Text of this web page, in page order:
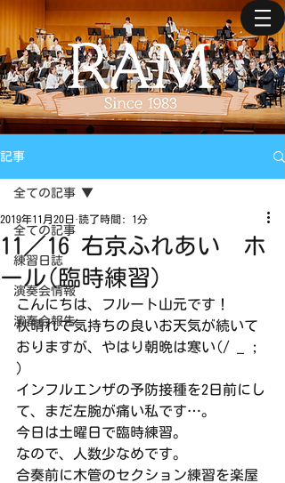
記事
全ての記事
練習日誌
演奏会情報
演奏会報告
全ての記事
11／16 右京ふれあい ホ
ール(臨時練習)
2019年11月20日 読了時間: 1分
こんにちは、フルート山元です！
秋晴れで気持ちの良いお天気が続いて
おりますが、やはり朝晩は寒い(/ _ ;
)
インフルエンザの予防接種を2日前にし
て、まだ左腕が痛い私です…。
今日は土曜日で臨時練習。
なので、人数少なめです。
合奏前に木管のセクション練習を楽屋